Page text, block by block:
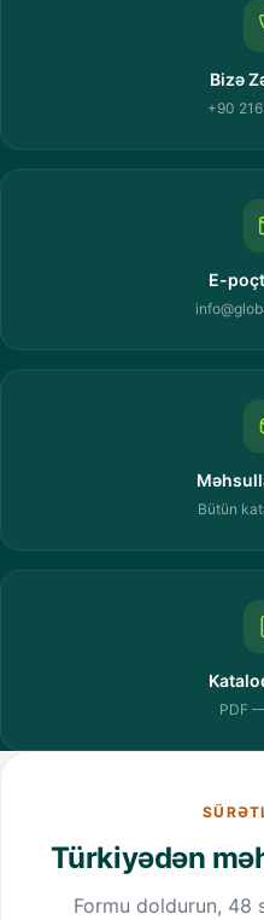
Bizə
+90
E-
Bütün
PDF
Türkiyədən
Formu doldurun, 48